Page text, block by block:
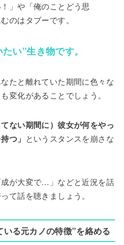
」や「俺のことどう思
のはタブーです。
い”生き物です。
たと離れていた期間に色々な
変化があることでしょう。
てない期間に）彼女が何をやっ
つ」 というスタンスを崩さな
が大変で…」などと近況を話
て話を聴きましょう。
いる元カノの特徴”を絡める